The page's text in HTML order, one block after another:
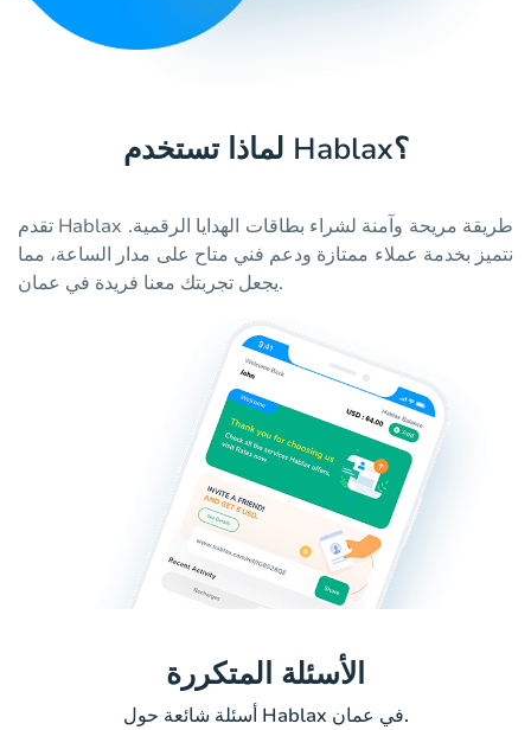
لماذا تستخدم Hablax؟
تقدم Hablax طريقة مريحة وآمنة لشراء بطاقات الهدايا الرقمية.
نتميز بخدمة عملاء ممتازة ودعم فني متاح على مدار الساعة، مما
يجعل تجربتك معنا فريدة في عمان.
الأسئلة المتكررة
أسئلة شائعة حول Hablax في عمان.